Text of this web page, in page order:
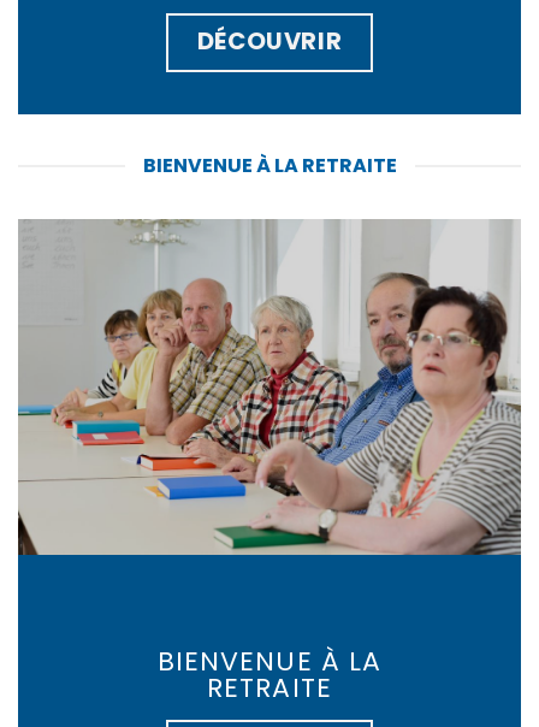
DÉCOUVRIR
BIENVENUE À LA RETRAITE
BIENVENUE À LA
RETRAITE